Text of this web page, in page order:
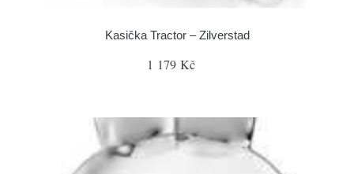
Kasička Tractor – Zilverstad
1 179 Kč